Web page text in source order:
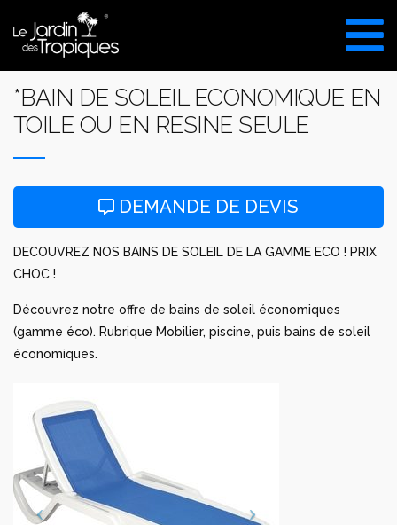
contenu
*BAIN DE SOLEIL ECONOMIQUE EN
TOILE OU EN RESINE SEULE
DEMANDE DE DEVIS
DECOUVREZ NOS BAINS DE SOLEIL DE LA GAMME ECO ! PRIX
CHOC !
Découvrez notre offre de bains de soleil économiques
(gamme éco). Rubrique Mobilier, piscine, puis bains de soleil
économiques.